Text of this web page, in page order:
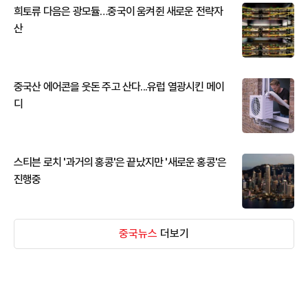
희토류 다음은 광모듈…중국이 움켜쥔 새로운 전략자
산
중국산 에어콘을 웃돈 주고 산다...유럽 열광시킨 메이
디
스티븐 로치 '과거의 홍콩'은 끝났지만 '새로운 홍콩'은
진행중
중국뉴스 더보기